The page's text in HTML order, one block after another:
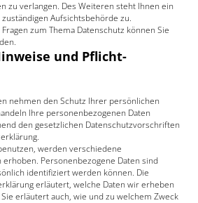
zu verlangen. Des Weiteren steht Ihnen ein
Aufsichtsbehörde zu.
zum Thema Datenschutz können Sie
und Pflicht­
nehmen den Schutz Ihrer persönlichen
Ihre personenbezogenen Daten
den gesetzlichen Datenschutzvorschriften
werden verschiedene
Personenbezogene Daten sind
identifiziert werden können. Die
erläutert, welche Daten wir erheben
erläutert auch, wie und zu welchem Zweck